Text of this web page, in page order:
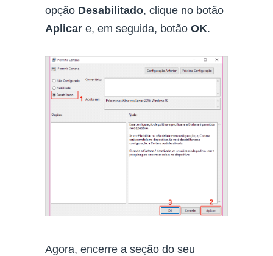
opção Desabilitado, clique no botão
Aplicar e, em seguida, botão OK.
Agora, encerre a seção do seu